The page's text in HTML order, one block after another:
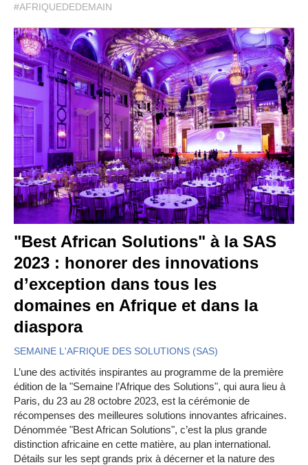
#AFRIQUEDEDEMAIN
"Best African Solutions" à la SAS
2023 : honorer des innovations
d’exception dans tous les
domaines en Afrique et dans la
diaspora
SEMAINE L'AFRIQUE DES SOLUTIONS (SAS)
L’une des activités inspirantes au programme de la première
édition de la "Semaine l’Afrique des Solutions", qui aura lieu à
Paris, du 23 au 28 octobre 2023, est la cérémonie de
récompenses des meilleures solutions innovantes africaines.
Dénommée "Best African Solutions", c’est la plus grande
distinction africaine en cette matière, au plan international.
Détails sur les sept grands prix à décerner et la nature des